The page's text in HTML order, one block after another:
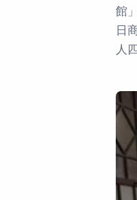
館
日
人